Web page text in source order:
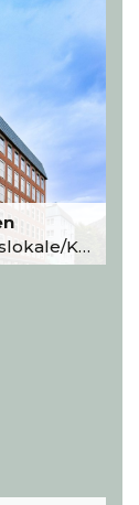
Arrangement